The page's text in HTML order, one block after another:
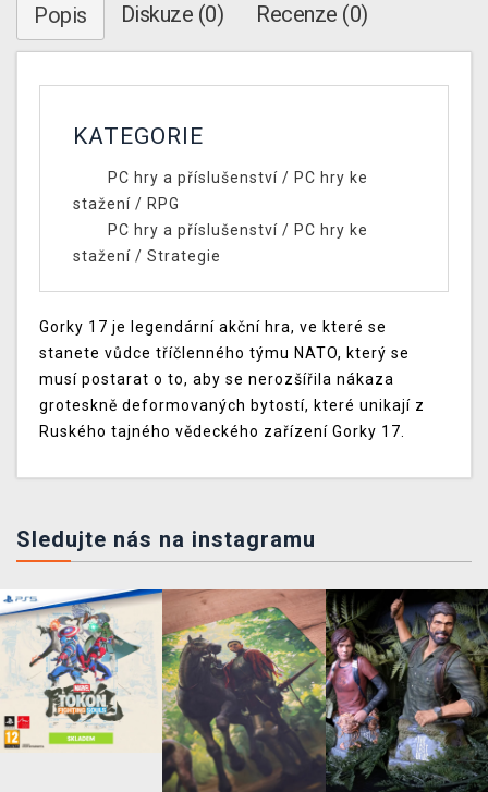
Popis Diskuze (0) Recenze (0)
KATEGORIE
PC hry a příslušenství/ PC hry ke
stažení / RPG
PC hry a příslušenství/ PC hry ke
stažení / Strategie
Gorky 17 je legendární akční hra, ve které se
stanete vůdce tříčlenného týmu NATO, který se
musí postarat o to, aby se nerozšířila nákaza
groteskně deformovaných bytostí, které unikají z
Ruského tajného vědeckého zařízení Gorky 17.
Sledujte nás na instagramu